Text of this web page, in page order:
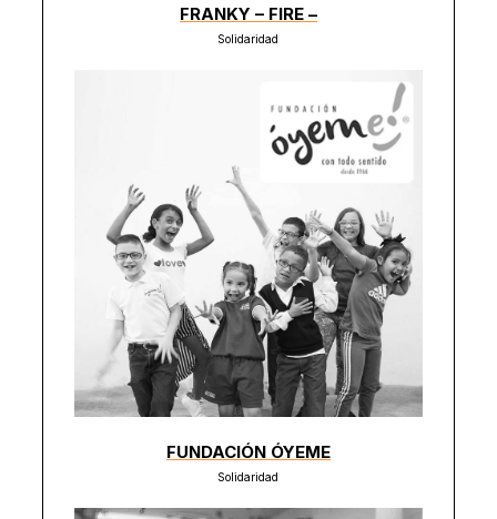
FRANKY – FIRE –
Solidaridad
FUNDACIÓN ÓYEME
Solidaridad